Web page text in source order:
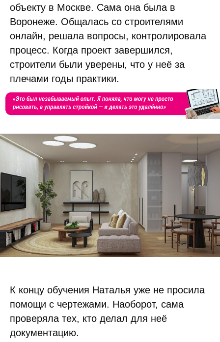
объекту в Москве. Сама она была в
Воронеже. Общалась со строителями
онлайн, решала вопросы, контролировала
процесс. Когда проект завершился,
строители были уверены, что у неё за
плечами годы практики.
К концу обучения Наталья уже не просила
помощи с чертежами. Наоборот, сама
проверяла тех, кто делал для неё
документацию.